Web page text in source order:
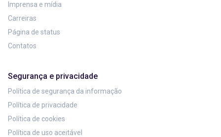
Imprensa e mídia
Carreiras
Página de status
Contatos
Segurança e privacidade
Política de segurança da informação
Política de privacidade
Política de cookies
Política de uso aceitável